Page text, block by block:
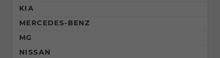
KIA
MERCEDES-BENZ
MG
NISSAN